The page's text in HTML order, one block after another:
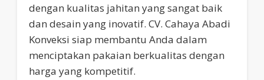
dengan kualitas jahitan yang sangat baik
dan desain yang inovatif. CV. Cahaya Abadi
Konveksi siap membantu Anda dalam
menciptakan pakaian berkualitas dengan
harga yang kompetitif.